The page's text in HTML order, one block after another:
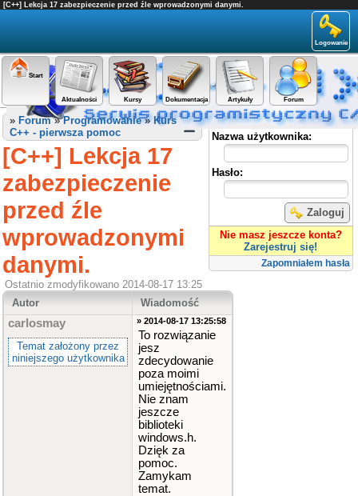
[C++] Lekcja 17 zabezpieczenie przed źle wprowadzonymi danymi.
Logowanie
Start
Aktualności Kursy Dokumentacja Artykuły Forum
Panel użytkownika
Nazwa użytkownika:
Hasło:
Zaloguj
Nie masz jeszcze konta?
Zarejestruj się!
Zapomniałem hasła
» Forum»Programowanie» Kurs
C++ - pierwsza pomoc
[C++] Lekcja 17
zabezpieczenie
przed źle
wprowadzonymi
danymi.
Ostatnio zmodyfikowano 2014-08-17 13:25
Autor
Wiadomość
carlosmay
Temat założony przez
niniejszego użytkownika
» 2014-08-17 13:25:58
To rozwiązanie
jesz
zdecydowanie
poza moimi
umiejętnościami.
Nie znam
jeszcze
biblioteki
windows.h.
Dzięk za
pomoc.
Zamykam
temat.